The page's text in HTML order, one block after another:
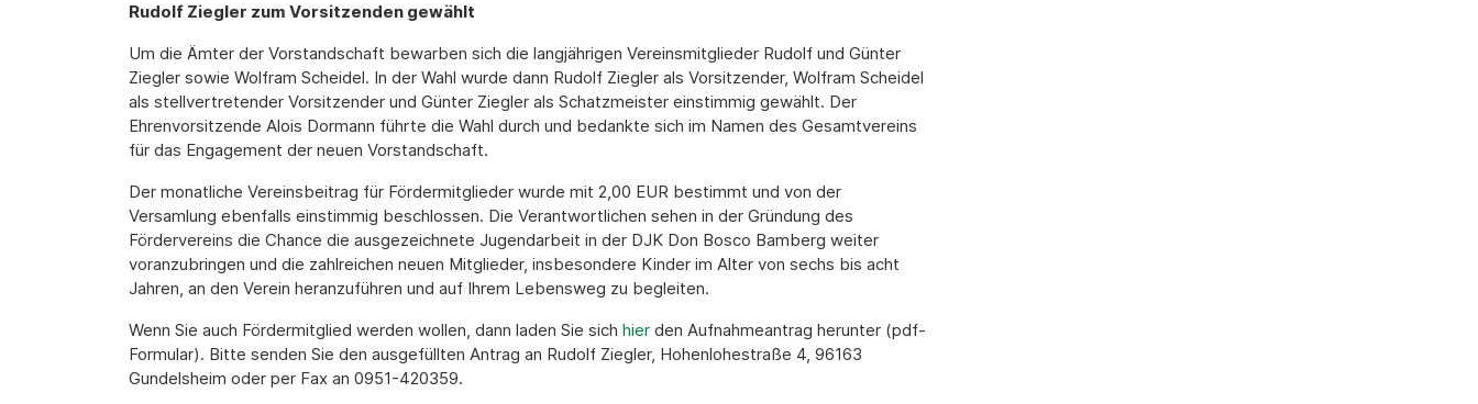
Rudolf Ziegler zum Vorsitzenden gewählt
Um die Ämter der Vorstandschaft bewarben sich die langjährigen Vereinsmitglieder Rudolf und Günter
Ziegler sowie Wolfram Scheidel. In der Wahl wurde dann Rudolf Ziegler als Vorsitzender, Wolfram Scheidel
als stellvertretender Vorsitzender und Günter Ziegler als Schatzmeister einstimmig gewählt. Der
Ehrenvorsitzende Alois Dormann führte die Wahl durch und bedankte sich im Namen des Gesamtvereins
für das Engagement der neuen Vorstandschaft.
Der monatliche Vereinsbeitrag für Fördermitglieder wurde mit 2,00 EUR bestimmt und von der
Versamlung ebenfalls einstimmig beschlossen. Die Verantwortlichen sehen in der Gründung des
Fördervereins die Chance die ausgezeichnete Jugendarbeit in der DJK Don Bosco Bamberg weiter
voranzubringen und die zahlreichen neuen Mitglieder, insbesondere Kinder im Alter von sechs bis acht
Jahren, an den Verein heranzuführen und auf Ihrem Lebensweg zu begleiten.
Wenn Sie auch Fördermitglied werden wollen, dann laden Sie sich hier den Aufnahmeantrag herunter (pdf-
Formular). Bitte senden Sie den ausgefüllten Antrag an Rudolf Ziegler, Hohenlohestraße 4, 96163
Gundelsheim oder per Fax an 0951-420359.